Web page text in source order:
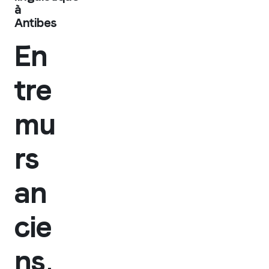
à
Antibes
En
tre
mu
rs
an
cie
ns,